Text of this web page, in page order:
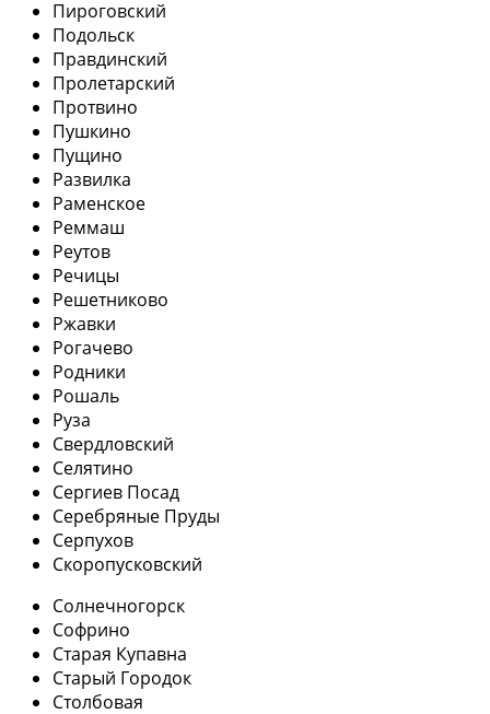
Пироговский
Подольск
Правдинский
Пролетарский
Протвино
Пушкино
Пущино
Развилка
Раменское
Реммаш
Реутов
Речицы
Решетниково
Ржавки
Рогачево
Родники
Рошаль
Руза
Свердловский
Селятино
Сергиев Посад
Серебряные Пруды
Серпухов
Скоропусковский
Солнечногорск
Софрино
Старая Купавна
Старый Городок
Столбовая